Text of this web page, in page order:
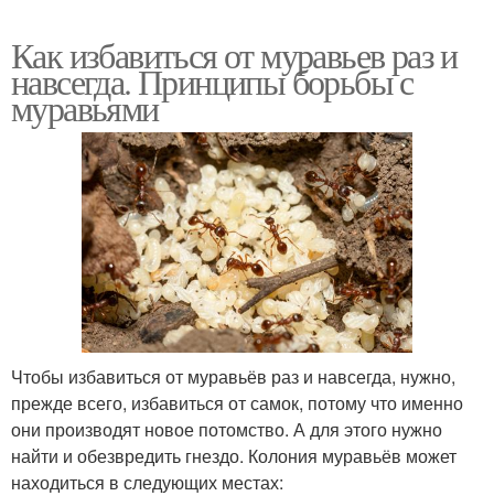
Как избавиться от муравьев раз и
навсегда. Принципы борьбы с
муравьями
Чтобы избавиться от муравьёв раз и навсегда, нужно,
прежде всего, избавиться от самок, потому что именно
они производят новое потомство. А для этого нужно
найти и обезвредить гнездо. Колония муравьёв может
находиться в следующих местах: